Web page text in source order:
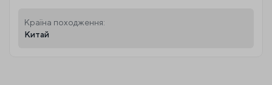
Країна походження:
Китай